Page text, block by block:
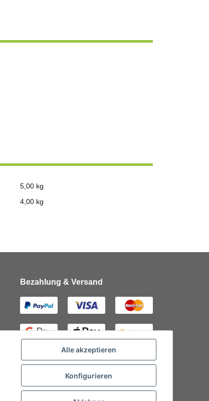
5,00 kg
4,00 kg
Bezahlung & Versand
Alle akzeptieren
Konfigurieren